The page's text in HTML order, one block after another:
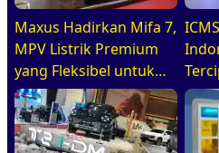
Maxus Hadirkan Mifa 7,
MPV Listrik Premium
yang Fleksibel untuk
Keluarga Modern Di
GIIAS 2026